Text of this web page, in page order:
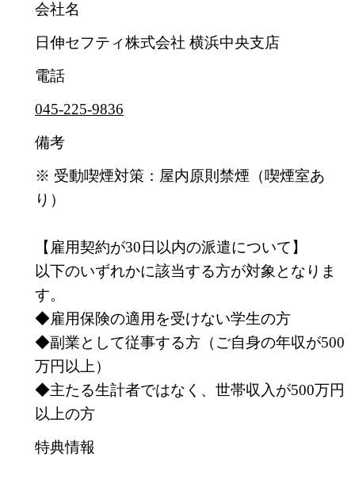
会社名
日伸セフティ株式会社 横浜中央支店
電話
045-225-9836
備考
※ 受動喫煙対策：屋内原則禁煙（喫煙室あ
り）
【雇用契約が30日以内の派遣について】
以下のいずれかに該当する方が対象となりま
す。
◆雇用保険の適用を受けない学生の方
◆副業として従事する方（ご自身の年収が500
万円以上）
◆主たる生計者ではなく、世帯収入が500万円
以上の方
特典情報